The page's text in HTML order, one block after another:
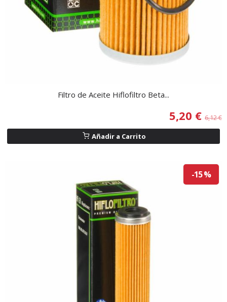
Filtro de Aceite Hiflofiltro Beta...
5,20 € 6,12 €
Añadir a Carrito
-15 %